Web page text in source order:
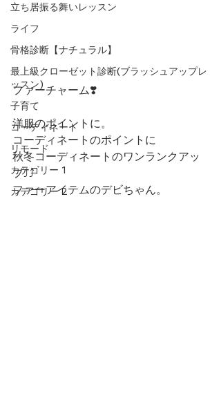
立ち居振る舞いレッスン
ライフ
骨格診断【ナチュラル】
最上級クローゼット診断(ブラッシュアップレ
ッスン)
子育て
コーディネート
リモード
カテゴリー 1
カテゴリー 2
ファーチャーム❣️
洋服のポイントに。
コーディネートのポイントに
秋冬コーディネートのワンランクアッ
プ⤴️⤴️
ファーアイテムのデビちゃん。